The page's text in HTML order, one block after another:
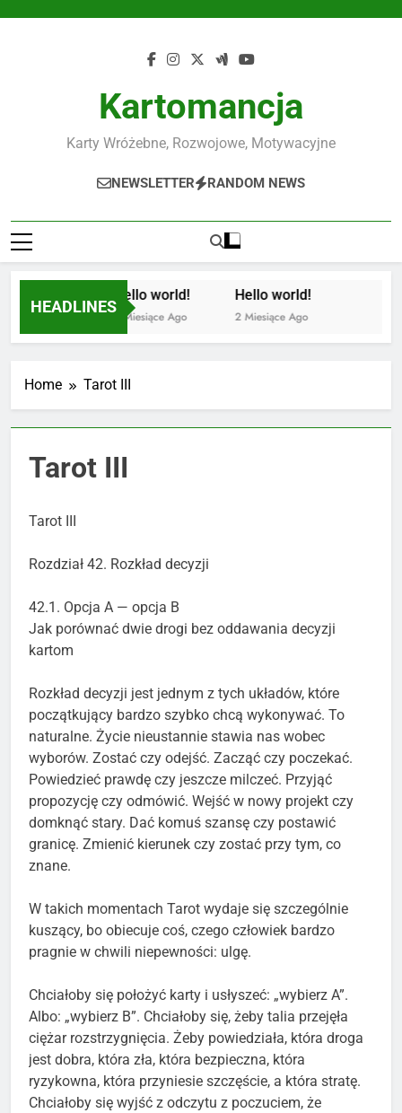
Hello
Kartomancja
Karty Wróżebne, Rozwojowe, Motywacyjne
NEWSLETTER RANDOM NEWS
HEADLINES
Hello world!
2 Miesiące Ago
Hello world!
2 Miesiące Ago
Home Tarot III
Tarot III
Tarot III
Rozdział 42. Rozkład decyzji
42.1. Opcja A — opcja B
Jak porównać dwie drogi bez oddawania decyzji
kartom
Rozkład decyzji jest jednym z tych układów, które
początkujący bardzo szybko chcą wykonywać. To
naturalne. Życie nieustannie stawia nas wobec
wyborów. Zostać czy odejść. Zacząć czy poczekać.
Powiedzieć prawdę czy jeszcze milczeć. Przyjąć
propozycję czy odmówić. Wejść w nowy projekt czy
domknąć stary. Dać komuś szansę czy postawić
granicę. Zmienić kierunek czy zostać przy tym, co
znane.
W takich momentach Tarot wydaje się szczególnie
kuszący, bo obiecuje coś, czego człowiek bardzo
pragnie w chwili niepewności: ulgę.
Chciałoby się położyć karty i usłyszeć: „wybierz A”.
Albo: „wybierz B”. Chciałoby się, żeby talia przejęła
ciężar rozstrzygnięcia. Żeby powiedziała, która droga
jest dobra, która zła, która bezpieczna, która
ryzykowna, która przyniesie szczęście, a która stratę.
Chciałoby się wyjść z odczytu z poczuciem, że